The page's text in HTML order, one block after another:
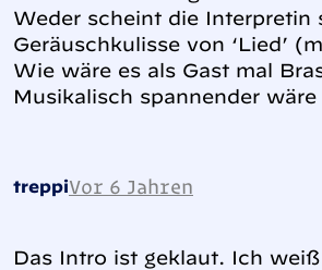
Weder scheint die Interpretin
Geräuschkulisse von ‘Lied’
Wie wäre es als Gast mal
Musikalisch spannender
treppiVor 6 Jahren
Das Intro ist geklaut. Ich